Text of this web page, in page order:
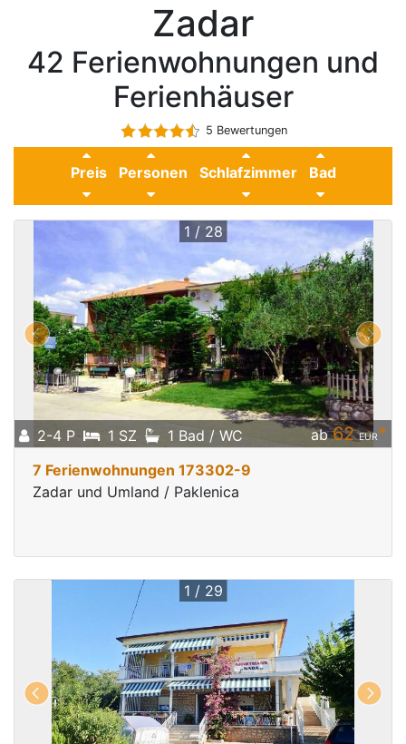
Klimaanlage
Ferienwohnungen
Pool
Stufenfrei
Wasserblick
Ferienhäuser
Urlaub mit Hund
Parkplatz (ggf. Gebühr)
Behindertenfreundlich
Zadar
42 Ferienwohnungen und
Ferienhäuser
5 Bewertungen
Preis Personen Schlafzimmer Bad
2-4 P 1 SZ 1 Bad / WC ab62 EUR*
1 / 28
7 Ferienwohnungen 173302-9
Zadar und Umland / Paklenica
1 / 29